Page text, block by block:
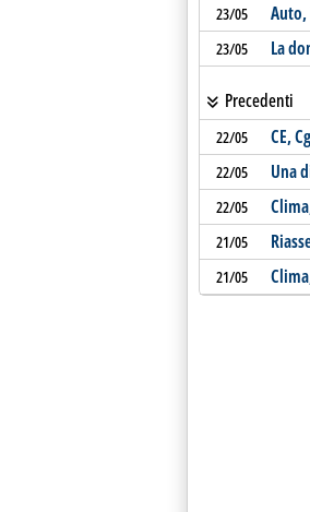
23/05
23/05 La
Precedenti
22/05 CE,
22/05 Una
22/05
21/05
21/05